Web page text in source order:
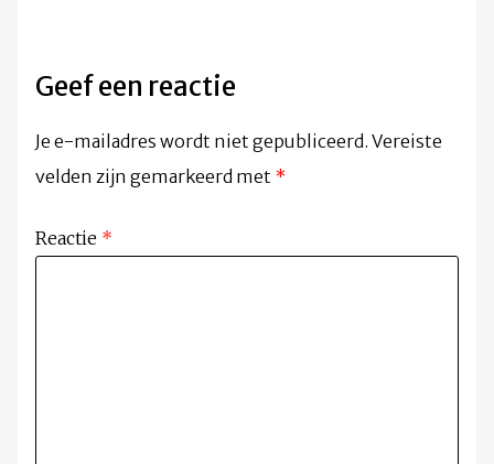
Geef een reactie
Je e-mailadres wordt niet gepubliceerd. Vereiste
velden zijn gemarkeerd met *
Reactie *